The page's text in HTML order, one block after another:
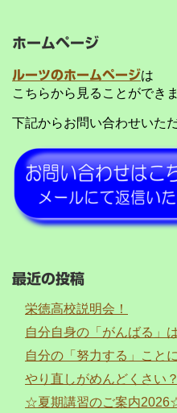
ホームページ
ルーツのホームページは
こちらから見ることができま
下記からお問い合わせいた
最近の投稿
栄徳高校説明会！
自分自身の「がんばる」
自分の「努力する」こと
やり直しがめんどくさい？
☆夏期講習のご案内